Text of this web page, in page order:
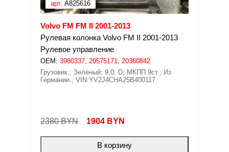
арт. A825616
Volvo FM FM II 2001-2013
Рулевая колонка Volvo FM II 2001-2013
Рулевое управление
OEM: 3980337, 20575171, 20360842
Грузовик.; Зелёный; 9,0; D; МКПП 9ст.; Из
Германии.; VIN:YV2J4CHA25B400117
2380 BYN 1904 BYN
В корзину